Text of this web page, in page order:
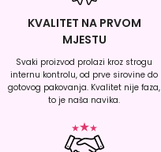
KVALITET NA PRVOM
MJESTU
Svaki proizvod prolazi kroz strogu
internu kontrolu, od prve sirovine do
gotovog pakovanja. Kvalitet nije faza,
to je naša navika.